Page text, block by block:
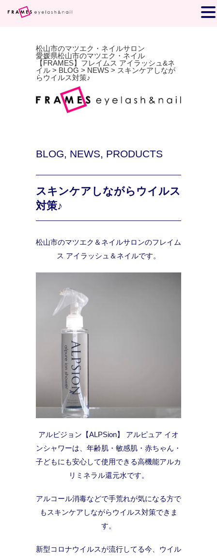
松山市のマツエク・ネイルサロン
愛媛県松山市のマツエク・ネイル
【FRAMES】フレイムス アイラッシュ&ネ
イル > BLOG > NEWS > スキンケアしなが
らウイルス対策♪
BLOG, NEWS, PRODUCTS
スキンケアしながらウイルス
対策♪
松山市のマツエク＆ネイルサロンのフレイム
ス アイラッシュ＆ネイルです。
アルピジョン【ALPSion】 アルピュア イオ
ンシャワーは、年齢肌・敏感肌・赤ちゃん・
子どもにも安心して使用できる高機能アルカ
リミネラル還元水です。
アルコール消毒などで手荒れが気になる方で
もスキンケアしながらウイルス対策できま
す。
新型コロナウイルスが流行してる今、ウイル